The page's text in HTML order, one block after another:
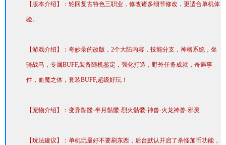
【版本介绍】：轮回复古特色三职业，修改诸多细节修改，更适合单机体
验。
【游戏介绍】：奇妙录的改版，2个大陆内容，技能分支，神格系统，坐
骑战马，专属BUFF,装备随机鉴定，强化打造，野外任务成就，奇遇事
件，血魔之体，套装BUFF,超级好玩！
【宠物介绍】：变异骷髅-半月骷髅-烈火骷髅-神兽-火龙神兽-邪灵
【玩法建议】：单机玩最好不要刷东西，后台默认开启了杀怪加币功能，